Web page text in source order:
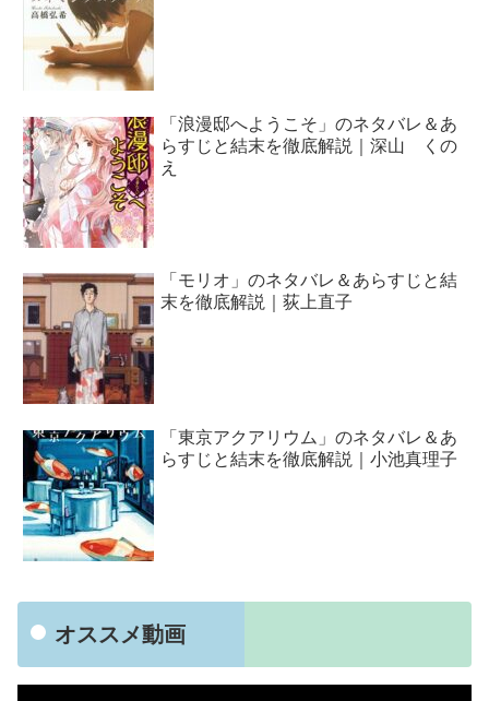
「浪漫邸へようこそ」のネタバレ＆あ
らすじと結末を徹底解説｜深山 くの
え
「モリオ」のネタバレ＆あらすじと結
末を徹底解説｜荻上直子
「東京アクアリウム」のネタバレ＆あ
らすじと結末を徹底解説｜小池真理子
オススメ動画